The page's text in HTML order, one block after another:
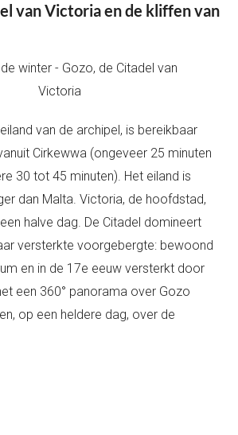
van Victoria en de kliffen van
van de archipel, is bereikbaar
Cirkewwa (ongeveer 25 minuten
30 tot 45 minuten). Het eiland is
dan Malta. Victoria, de hoofdstad,
halve dag. De Citadel domineert
versterkte voorgebergte: bewoond
en in de 17e eeuw versterkt door
een 360° panorama over Gozo
op een heldere dag, over de